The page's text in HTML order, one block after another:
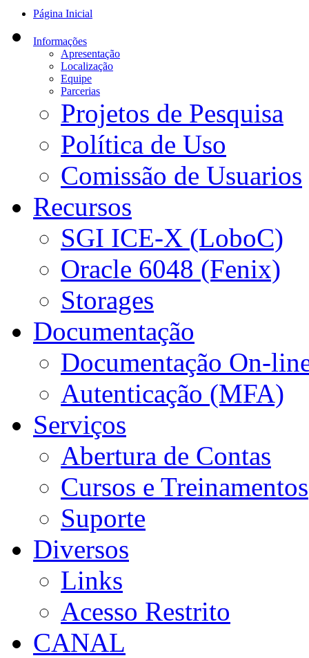
Página Inicial
Informações
Apresentação
Localização
Equipe
Parcerias
Projetos de Pesquisa
Política de Uso
Comissão de Usuarios
Recursos
SGI ICE-X (LoboC)
Oracle 6048 (Fenix)
Storages
Documentação
Documentação On-
Autenticação (MFA)
Serviços
Abertura de Contas
Cursos e Treinamentos
Suporte
Diversos
Links
Acesso Restrito
CANAL